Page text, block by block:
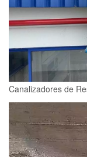
Canalizadores de